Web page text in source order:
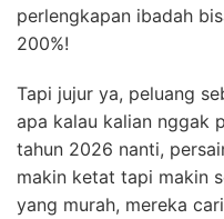
perlengkapan ibadah
200%!
Tapi jujur ya, peluang
apa kalau kalian nggak
tahun 2026 nanti,
makin ketat tapi makin
yang murah, mereka